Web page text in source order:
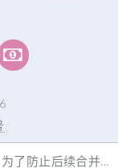
通知：因项目迭代升级，数据库结构变动，为了防止后续合并 会有数据丢失错乱等风险，目前官网决定暂停博友的新提交申请和资料修改。同时我们会在新版本上线后统一对已签约的博客进行违约和不合规清理。在此期间网站除无法新增提交以及资料修改外其他功能不受影响。本次更新时间会在两个月内完成，最长不超过三个月。官方联系QQ群：1064847380官方联系邮箱：admin@foreverblog.cn